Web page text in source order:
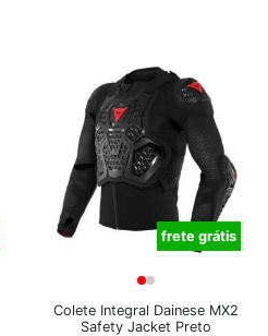
frete grátis
Colete Integral Dainese MX2
Safety Jacket Preto